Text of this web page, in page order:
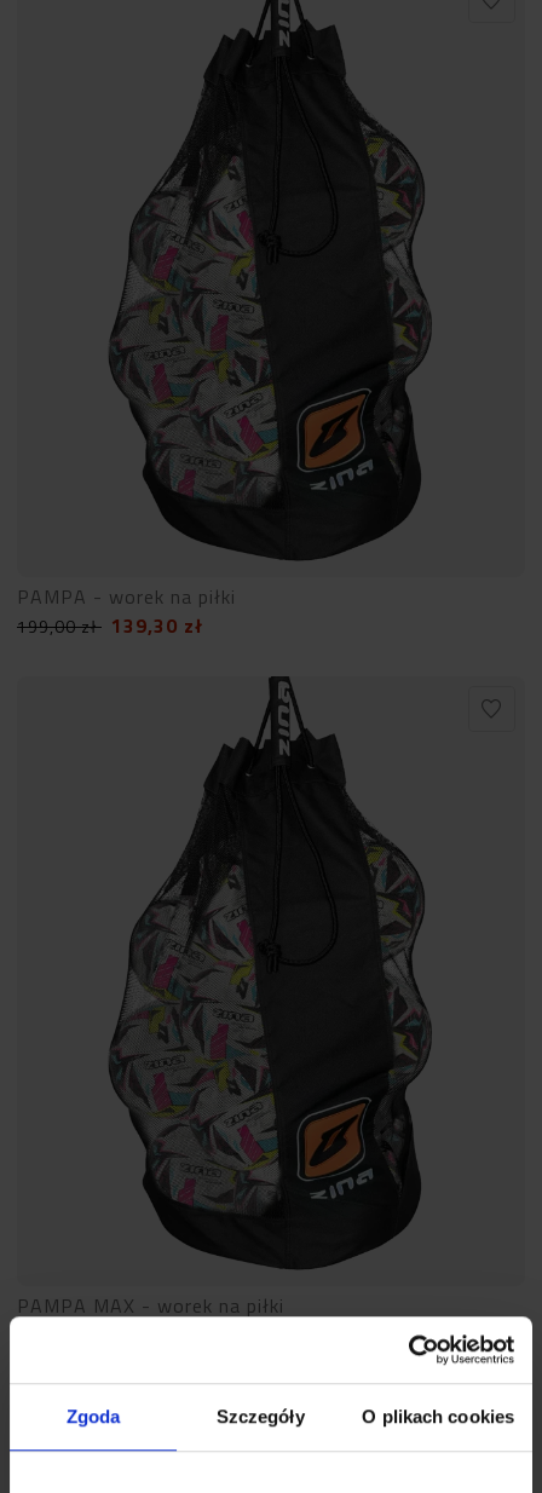
Zgoda Szczegóły O plikach cookies
PAMPA - worek na piłki
199,00zł 139,30 zł
PAMPA MAX - worek na piłki